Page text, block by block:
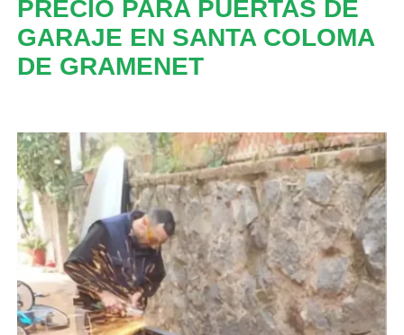
PRECIO PARA PUERTAS DE
GARAJE EN SANTA COLOMA
DE GRAMENET